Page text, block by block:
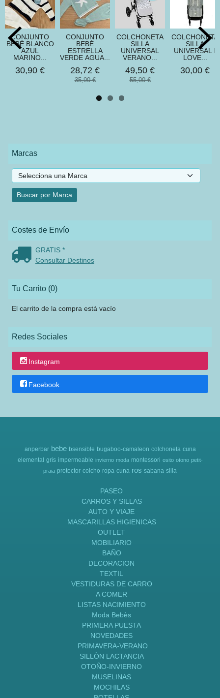
Marcas
Costes de Envío
GRATIS *
Consultar Destinos
Tu Carrito (0)
El carrito de la compra está vacío
Redes Sociales
Instagram
Facebook
CONJUNTO
BEBÈ BLANCO
AZUL
MARINO...
30,90 €
CONJUNTO
BEBÈ
ESTRELLA
VERDE AGUA...
28,72 €
35,90 €
COLCHONETA
SILLA
UNIVERSAL
VERANO...
49,50 €
55,00 €
COLCHONETA
SILLA
UNIVERSAL I
LOVE...
30,00 €
anperbar bebe bsensible bugaboo-camaleon colchoneta cuna
elemental gris impermeable invierno moda montessori osito otono petit-
praia protector-colcho ropa-cuna ros sabana silla
PASEO
CARROS Y SILLAS
AUTO Y VIAJE
MASCARILLAS HIGIENICAS
OUTLET
MOBILIARIO
BAÑO
DECORACION
TEXTIL
VESTIDURAS DE CARRO
A COMER
LISTAS NACIMIENTO
Moda Bebès
PRIMERA PUESTA
NOVEDADES
PRIMAVERA-VERANO
SILLÒN LACTANCIA
OTOÑO-INVIERNO
MUSELINAS
MOCHILAS